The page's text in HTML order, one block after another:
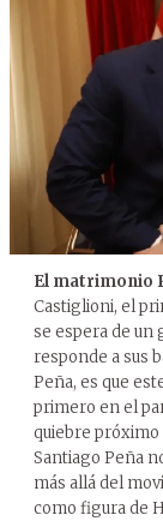
El matrimonio
Castiglioni, el
se espera de un
responde a sus
Peña, es que
primero en el
quiebre próximo
Santiago Peña
más allá del
como figura de